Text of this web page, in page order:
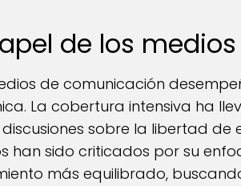
de los
de comunicación
La cobertura intensiva ha
sobre la libertad de
han sido criticados por su
más equilibrado,